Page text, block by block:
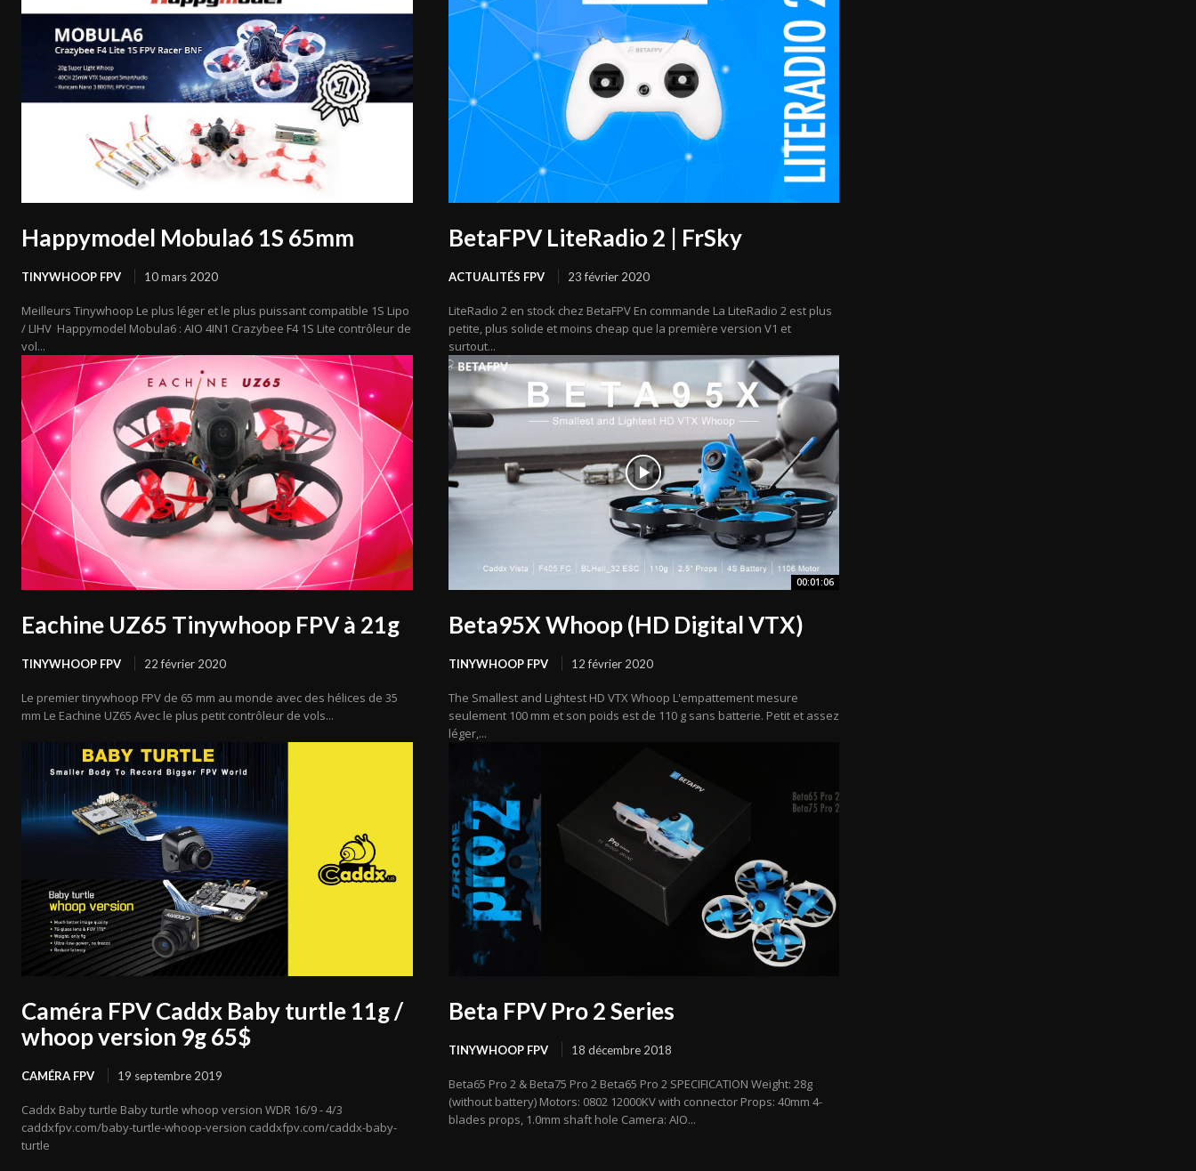
Happymodel Mobula6 1S 65mm
TINYWHOOP FPV 10 mars 2020
Meilleurs Tinywhoop Le plus léger et le plus puissant compatible 1S Lipo
/ LIHV Happymodel Mobula6 : AIO 4IN1 Crazybee F4 1S Lite contrôleur de
vol...
BetaFPV LiteRadio 2 | FrSky
ACTUALITÉS FPV 23 février 2020
LiteRadio 2 en stock chez BetaFPV En commande La LiteRadio 2 est plus
petite, plus solide et moins cheap que la première version V1 et
surtout...
Eachine UZ65 Tinywhoop FPV à 21g
TINYWHOOP FPV 22 février 2020
Le premier tinywhoop FPV de 65 mm au monde avec des hélices de 35
mm Le Eachine UZ65 Avec le plus petit contrôleur de vols...
00:01:06
Beta95X Whoop (HD Digital VTX)
TINYWHOOP FPV 12 février 2020
The Smallest and Lightest HD VTX Whoop L'empattement mesure
seulement 100 mm et son poids est de 110 g sans batterie. Petit et assez
léger,...
Caméra FPV Caddx Baby turtle 11g /
whoop version 9g 65$
CAMÉRA FPV 19 septembre 2019
Caddx Baby turtle Baby turtle whoop version WDR 16/9 - 4/3
caddxfpv.com/baby-turtle-whoop-version caddxfpv.com/caddx-baby-
turtle
Beta FPV Pro 2 Series
TINYWHOOP FPV 18 décembre 2018
Beta65 Pro 2 & Beta75 Pro 2 Beta65 Pro 2 SPECIFICATION Weight: 28g
(without battery) Motors: 0802 12000KV with connector Props: 40mm 4-
blades props, 1.0mm shaft hole Camera: AIO...